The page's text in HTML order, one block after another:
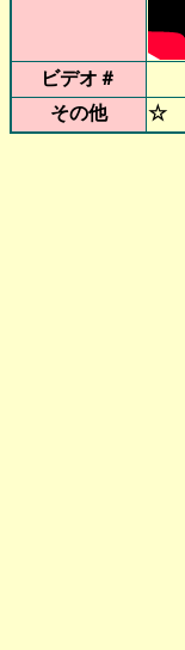
ビデオ＃
その他
☆